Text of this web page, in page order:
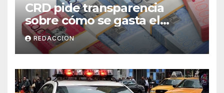
CRD pide transparencia
sobre cómo se gasta el
dinero del Seguro Familiar de
Salud
REDACCION